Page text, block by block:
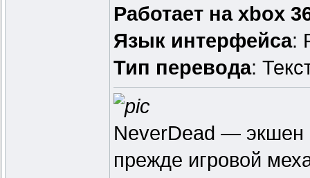
Работает на xbox
Язык интерфейса:
Тип перевода:
NeverDead — экшен
прежде игровой